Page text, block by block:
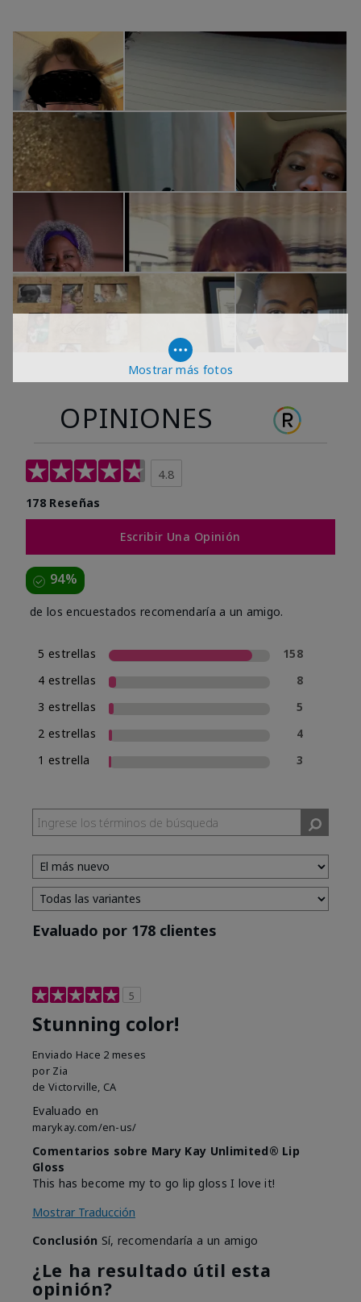
Mostrar más fotos
OPINIONES
4.8
178 Reseñas
Escribir Una Opinión
94%
de los encuestados recomendaría a un amigo.
5 estrellas
158
4 estrellas
8
3 estrellas
5
2 estrellas
4
1 estrella
3
Evaluado por 178 clientes
5
Stunning color!
Enviado Hace 2 meses
por Zia
de Victorville, CA
Evaluado en
marykay.com/en-us/
Comentarios sobre Mary Kay Unlimited® Lip
Gloss
This has become my to go lip gloss I love it!
Mostrar Traducción
Conclusión Sí, recomendaría a un amigo
¿Le ha resultado útil esta
opinión?